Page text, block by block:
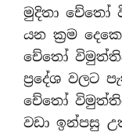
මුදිතා චේතෝ
යන ක‍්‍රම
චේතෝ
ප‍්‍රදේශ වලට
චේතෝ
වඩා ඉන්පසු